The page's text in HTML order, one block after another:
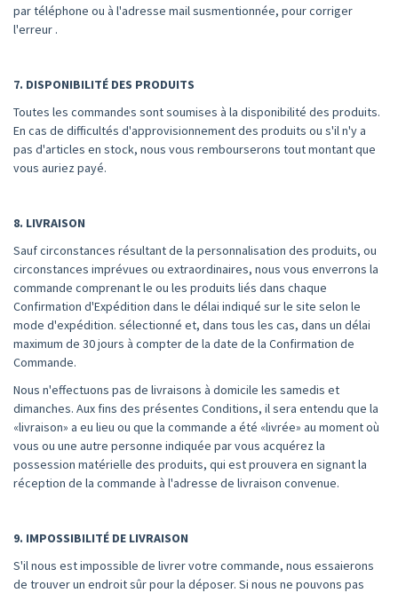
par téléphone ou à l'adresse mail susmentionnée, pour corriger
l'erreur .
7. DISPONIBILITÉ DES PRODUITS
Toutes les commandes sont soumises à la disponibilité des produits.
En cas de difficultés d'approvisionnement des produits ou s'il n'y a
pas d'articles en stock, nous vous rembourserons tout montant que
vous auriez payé.
8. LIVRAISON
Sauf circonstances résultant de la personnalisation des produits, ou
circonstances imprévues ou extraordinaires, nous vous enverrons la
commande comprenant le ou les produits liés dans chaque
Confirmation d'Expédition dans le délai indiqué sur le site selon le
mode d'expédition. sélectionné et, dans tous les cas, dans un délai
maximum de 30 jours à compter de la date de la Confirmation de
Commande.
Nous n'effectuons pas de livraisons à domicile les samedis et
dimanches. Aux fins des présentes Conditions, il sera entendu que la
«livraison» a eu lieu ou que la commande a été «livrée» au moment où
vous ou une autre personne indiquée par vous acquérez la
possession matérielle des produits, qui est prouvera en signant la
réception de la commande à l'adresse de livraison convenue.
9. IMPOSSIBILITÉ DE LIVRAISON
S'il nous est impossible de livrer votre commande, nous essaierons
de trouver un endroit sûr pour la déposer. Si nous ne pouvons pas